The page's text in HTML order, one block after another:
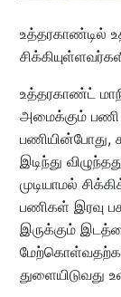
உத்தரகாண்டில்
உத்தரகாண்ட்
அமைக்கும் பணி
பணியின்போது,
இடிந்து
முடியாமல்
பணிகள் இரவு
இருக்கும்
துளையிடுவது